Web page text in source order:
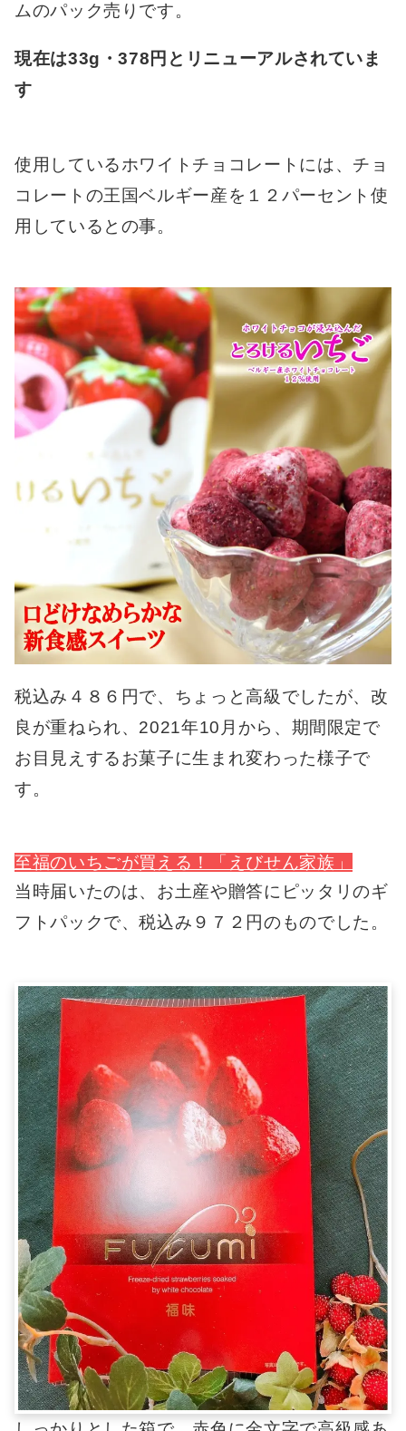
ムのパック売りです。
現在は33g・378円とリニューアルされていま
す
使用しているホワイトチョコレートには、チョ
コレートの王国ベルギー産を１２パーセント使
用しているとの事。
税込み４８６円で、ちょっと高級でしたが、改
良が重ねられ、2021年10月から、期間限定で
お目見えするお菓子に生まれ変わった様子で
す。
至福のいちごが買える！「えびせん家族」
当時届いたのは、お土産や贈答にピッタリのギ
フトパックで、税込み９７２円のものでした。